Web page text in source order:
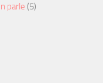
parle (5)